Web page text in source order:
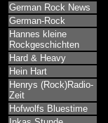
German Rock News
German-Rock
Hannes kleine
Rockgeschichten
Hard & Heavy
Hein Hart
Henrys (Rock)Radio-
Zeit
Hofwolfs Bluestime